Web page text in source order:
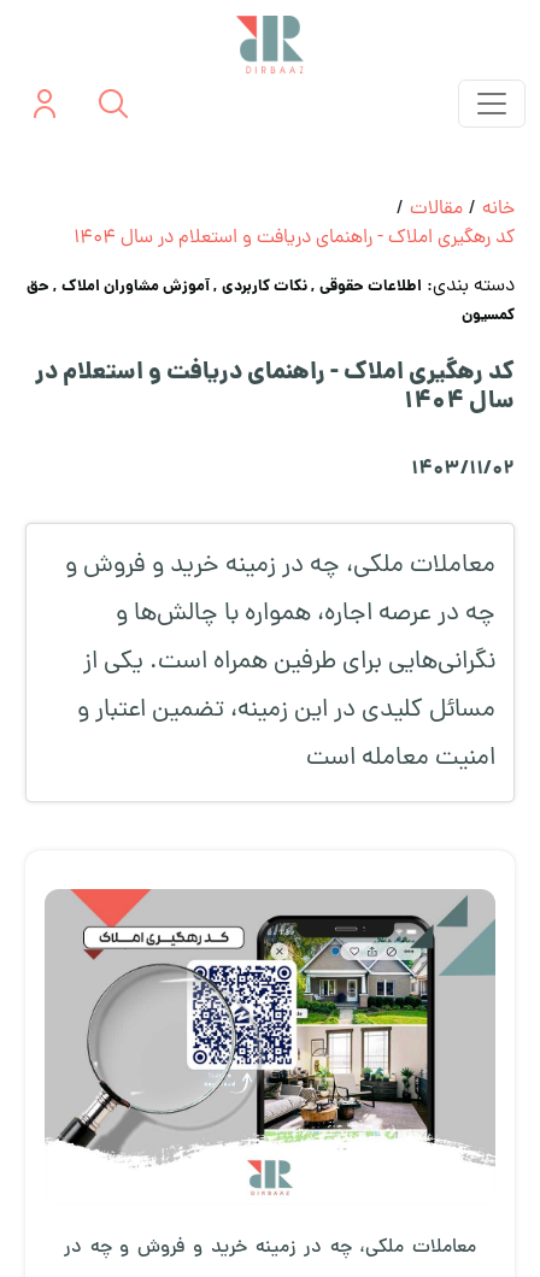
خانه / مقالات /
کد رهگیری املاک - راهنمای دریافت و استعلام در سال 1404
دسته بندی: اطلاعات حقوقی, نکات کاربردی, آموزش مشاوران املاک, حق
کمسیون
کد رهگیری املاک - راهنمای دریافت و استعلام در
سال 1404
1403/11/02
معاملات ملکی، چه در زمینه خرید و فروش و
چه در عرصه اجاره، همواره با چالش‌ها و
نگرانی‌هایی برای طرفین همراه است. یکی از
مسائل کلیدی در این زمینه، تضمین اعتبار و
امنیت معامله است
معاملات ملکی، چه در زمینه خرید و فروش و چه در